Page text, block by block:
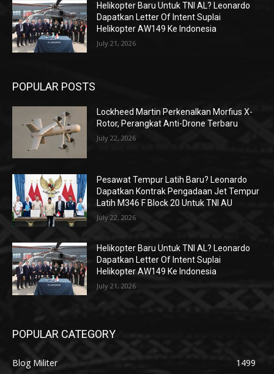
Helikopter Baru Untuk TNI AL? Leonardo
Dapatkan Letter Of Intent Suplai
Helikopter AW149 Ke Indonesia
July 21, 2026
POPULAR POSTS
Lockheed Martin Perkenalkan Morfius X-
Rotor, Perangkat Anti-Drone Terbaru
July 22, 2026
Pesawat Tempur Latih Baru? Leonardo
Dapatkan Kontrak Pengadaan Jet Tempur
Latih M346 F Block 20 Untuk TNI AU
July 22, 2026
Helikopter Baru Untuk TNI AL? Leonardo
Dapatkan Letter Of Intent Suplai
Helikopter AW149 Ke Indonesia
July 21, 2026
POPULAR CATEGORY
Blog Militer
1499